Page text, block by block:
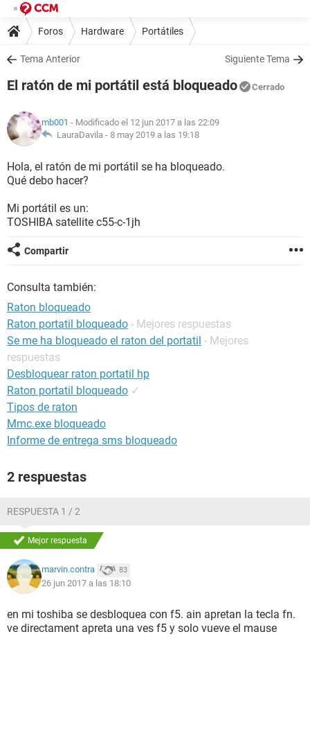
Foros Hardware Portátiles
Tema Anterior Siguiente Tema
El ratón de mi portátil está bloqueado Cerrado
mb001 - Modificado el 12 jun 2017 a las 22:09
LauraDavila - 8 may 2019 a las 19:18
Hola, el ratón de mi portátil se ha bloqueado.
Qué debo hacer?
Mi portátil es un:
TOSHIBA satellite c55-c-1jh
Compartir
Consulta también:
Raton bloqueado
Raton portatil bloqueado - Mejores respuestas
Se me ha bloqueado el raton del portatil - Mejores
respuestas
Desbloquear raton portatil hp
Raton portatil bloqueado ✓
Tipos de raton
Mmc.exe bloqueado
Informe de entrega sms bloqueado
2 respuestas
RESPUESTA 1 / 2
Mejor respuesta
marvin.contra 83
26 jun 2017 a las 18:10
en mi toshiba se desbloquea con f5. ain apretan la tecla fn.
ve directament apreta una ves f5 y solo vueve el mause